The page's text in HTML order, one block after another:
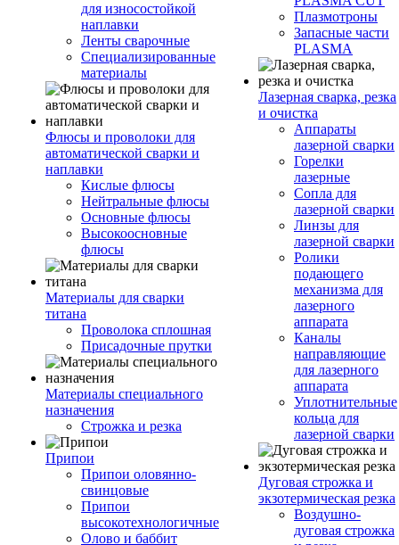
для износостойкой
наплавки
Ленты сварочные
Специализированные
материалы
Флюсы и проволоки для
автоматической сварки и
наплавки
Кислые флюсы
Нейтральные флюсы
Основные флюсы
Высокоосновные
флюсы
Материалы для сварки
титана
Проволока сплошная
Присадочные прутки
Материалы специального
назначения
Строжка и резка
Припои
Припои оловянно-
свинцовые
Припои
высокотехнологичные
Олово и баббит
Плазмотроны
Запасные части
PLASMA
Лазерная сварка, резка
и очистка
Аппараты
лазерной сварки
Горелки
лазерные
Сопла для
лазерной сварки
Линзы для
лазерной сварки
Ролики
подающего
механизма для
лазерного
аппарата
Каналы
направляющие
для лазерного
аппарата
Уплотнительные
кольца для
лазерной сварки
Дуговая строжка и
экзотермическая резка
Воздушно-
дуговая строжка